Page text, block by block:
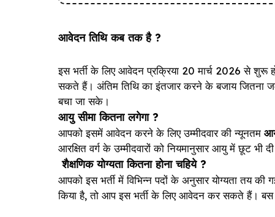
आवेदन तिथि कब तक है ?
इस भर्ती के लिए आवेदन प्रक्रिया 20 मार्च 2026 से
सकते हैं। अंतिम तिथि का इंतजार करने के बजाय जितना
बचा जा सके।
आयु सीमा कितना लगेगा ?
आपको इसमें आवेदन करने के लिए उम्मीदवार की न्यूनतम
आरक्षित वर्ग के उम्मीदवारों को नियमानुसार आयु में छूट भी दी
शैक्षणिक योग्यता कितना होना चहिये ?
आपको इस भर्ती में विभिन्न पदों के अनुसार योग्यता तय
किया है, तो आप इस भर्ती के लिए आवेदन कर सकते हैं। बस